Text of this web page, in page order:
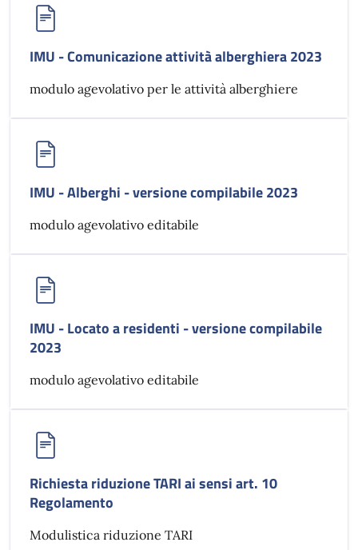
IMU - Comunicazione attività alberghiera 2023
modulo agevolativo per le attività alberghiere
IMU - Alberghi - versione compilabile 2023
modulo agevolativo editabile
IMU - Locato a residenti - versione compilabile
2023
modulo agevolativo editabile
Richiesta riduzione TARI ai sensi art. 10
Regolamento
Modulistica riduzione TARI